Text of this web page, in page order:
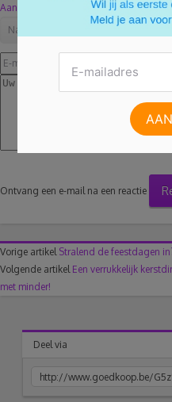
Aanmelden
Ontvang een e-mail na een reactie
Vorige artikel Stralend de feestdagen
Volgende artikel Een verrukkelijk
met minder!
Pinterest
Twitter
Deel via